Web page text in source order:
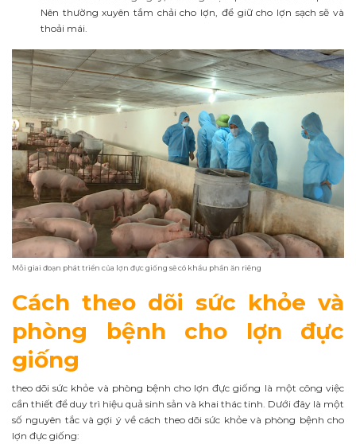
Nên thường xuyên tắm chải cho lợn, để giữ cho lợn sạch sẽ và
thoải mái.
Mỗi giai đoạn phát triển của lợn đực giống sẽ có khẩu phần ăn riêng
Cách theo dõi sức khỏe và
phòng bệnh cho lợn đực
giống
theo dõi sức khỏe và phòng bệnh cho lợn đực giống là một công việc
cần thiết để duy trì hiệu quả sinh sản và khai thác tinh. Dưới đây là một
số nguyên tắc và gợi ý về cách theo dõi sức khỏe và phòng bệnh cho
lợn đực giống: